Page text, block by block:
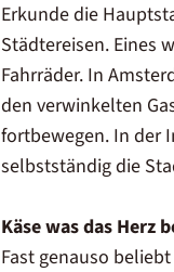
Erkunde die
Städtereisen. Eines
Fahrräder. In
den verwinkelten
fortbewegen. In der
selbstständig die
Käse was das Herz
Fast genauso